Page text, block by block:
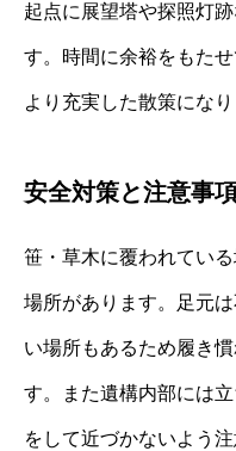
起点に展望塔や探照灯
す。時間に余裕をもた
より充実した散策になり
安全対策と注意事
笹・草木に覆われてい
場所があります。足元
い場所もあるため履き
す。また遺構内部には
をして近づかないよう注